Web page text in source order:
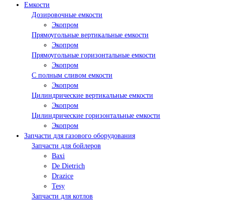
Емкости
Дозировочные емкости
Экопром
Прямоугольные вертикальные емкости
Экопром
Прямоугольные горизонтальные емкости
Экопром
С полным сливом емкости
Экопром
Цилиндрические вертикальные емкости
Экопром
Цилиндрические горизонтальные емкости
Экопром
Запчасти для газового оборудования
Запчасти для бойлеров
Baxi
De Dietrich
Drazice
Tesy
Запчасти для котлов